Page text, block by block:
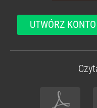
UTWÓRZ KONTO